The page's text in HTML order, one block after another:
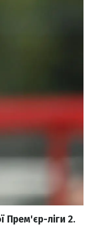
Прем'єр-ліги 2.